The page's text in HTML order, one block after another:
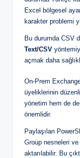
Excel bölgesel
karakter problemi
Bu durumda CSV
Text/CSV
açmak daha
On-Prem
üyeliklerinin
yönetim hem de
önemlidir.
Paylaşılan
Group nesneleri ve
aktarılabilir. Bu